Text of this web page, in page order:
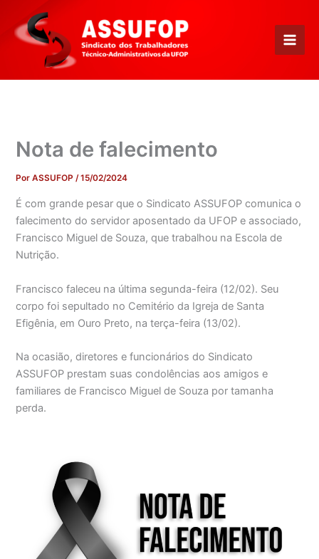
para
conteúdo
Nota de falecimento
PorASSUFOP/15/02/2024
É com grande pesar que o Sindicato ASSUFOP comunica o
falecimento do servidor aposentado da UFOP e associado,
Francisco Miguel de Souza, que trabalhou na Escola de
Nutrição.
Francisco faleceu na última segunda-feira (12/02). Seu
corpo foi sepultado no Cemitério da Igreja de Santa
Efigênia, em Ouro Preto, na terça-feira (13/02).
Na ocasião, diretores e funcionários do Sindicato
ASSUFOP prestam suas condolências aos amigos e
familiares de Francisco Miguel de Souza por tamanha
perda.